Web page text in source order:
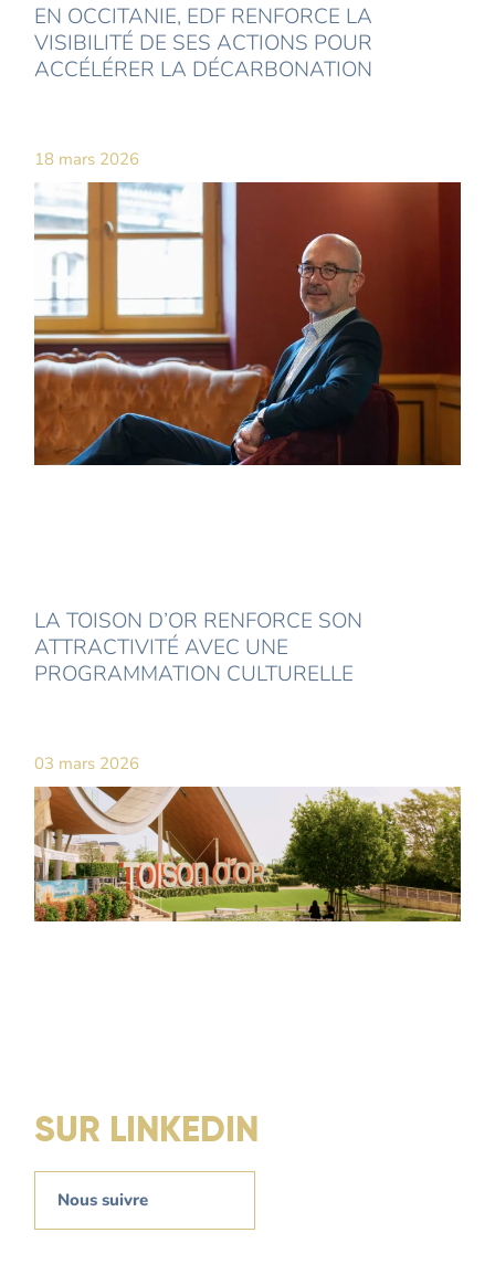
EN OCCITANIE, EDF RENFORCE LA
VISIBILITÉ DE SES ACTIONS POUR
ACCÉLÉRER LA DÉCARBONATION
18 mars 2026
LA TOISON D’OR RENFORCE SON
ATTRACTIVITÉ AVEC UNE
PROGRAMMATION CULTURELLE
03 mars 2026
SUR LINKEDIN
Nous suivre